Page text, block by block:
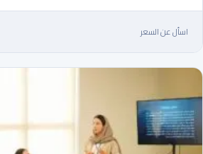
اسأل عن السعر